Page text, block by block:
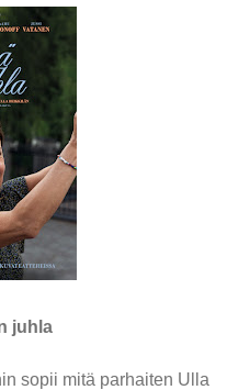
juhla
sopii mitä parhaiten Ulla